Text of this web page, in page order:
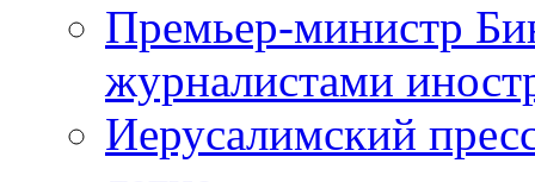
Премьер-министр
журналистами
Иерусалимский